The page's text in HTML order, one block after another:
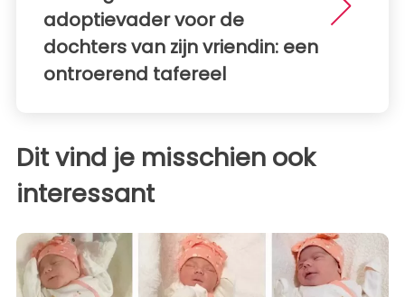
adoptievader voor de
dochters van zijn vriendin: een
ontroerend tafereel
Dit vind je misschien ook
interessant